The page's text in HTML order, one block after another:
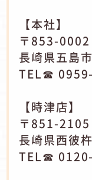
【本社】
〒853-0002
長崎県五島
TEL☎
【時津店】
〒851-2105
長崎県西彼
TEL☎